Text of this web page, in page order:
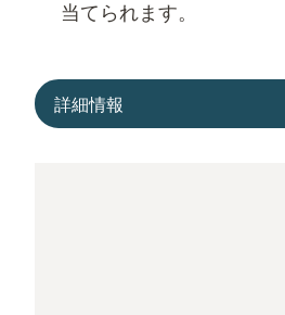
当てられます。
詳細情報